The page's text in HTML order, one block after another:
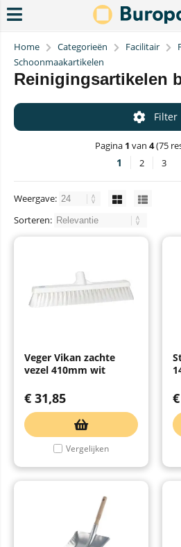
Home Categorieën Facilitair
Schoonmaakartikelen
Reinigingsartikelen
Filter
Pagina 1 van 4(75
1 2 3
Weergave:
Sorteren:
Veger Vikan zachte
vezel 410mm wit
€ 31,85
Vergelijken
€